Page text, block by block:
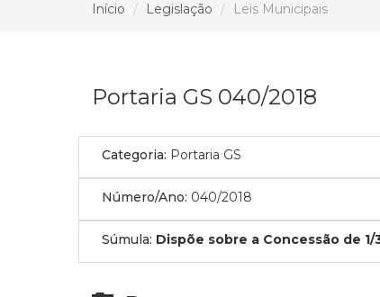
Início Legislação Leis Municipais
Portaria GS 040/2018
Categoria: Portaria GS
Número/Ano: 040/2018
Súmula: Dispõe sobre a Concessão de